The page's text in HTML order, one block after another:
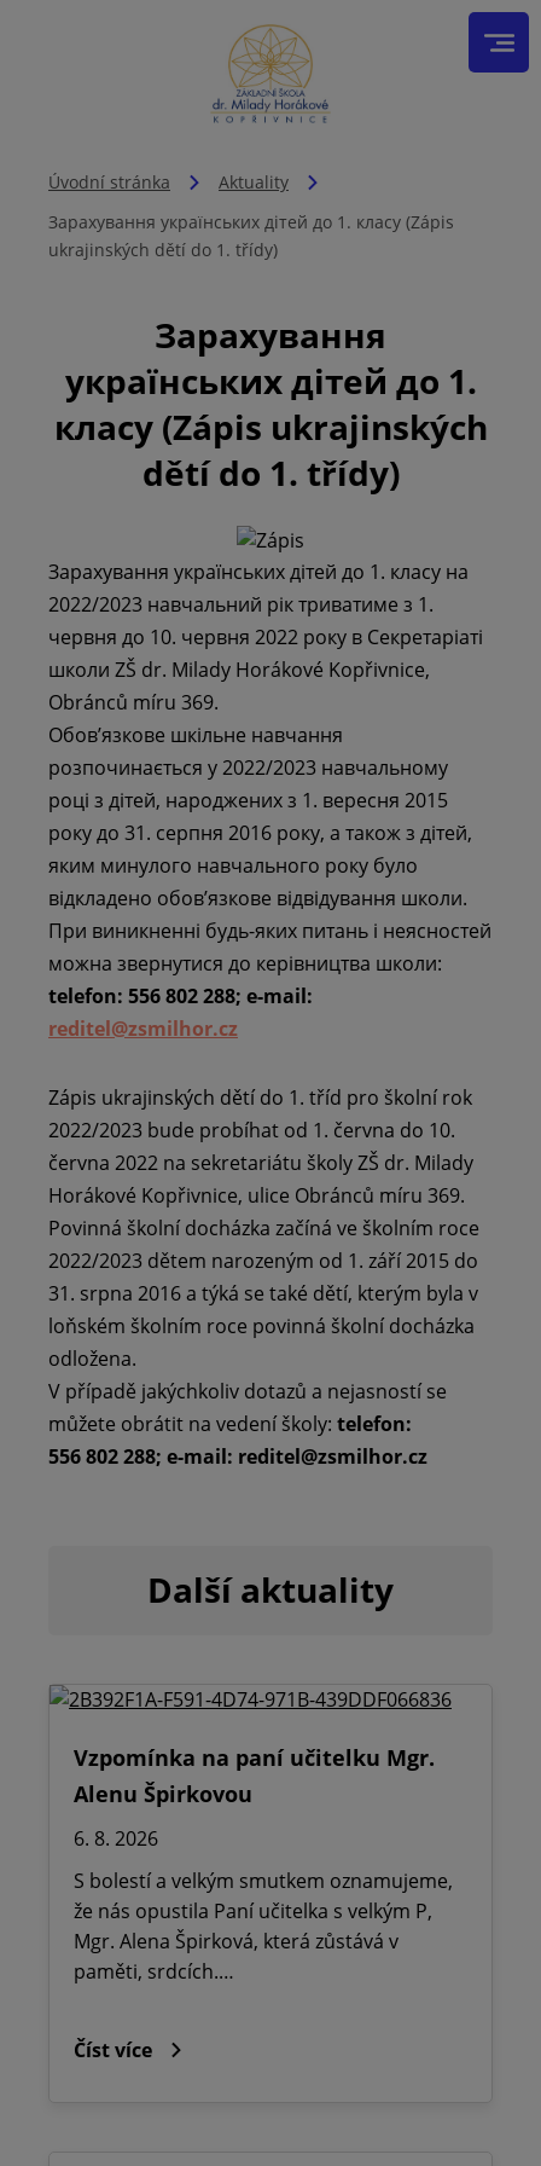
Úvodní stránka
Aktuality
Зарахування українських дітей до 1. класу (Zápis
ukrajinských dětí do 1. třídy)
Зарахування
українських дітей до 1.
класу (Zápis ukrajinských
dětí do 1. třídy)
Зарахування українських дітей до 1. класу на
2022/2023 навчальний рік триватиме з 1.
червня до 10. червня 2022 року в Секретаріаті
школи ZŠ dr. Milady Horákové Kopřivnice,
Obránců míru 369.
Обов’язкове шкільне навчання
розпочинається у 2022/2023 навчальному
році з дітей, народжених з 1. вересня 2015
року до 31. серпня 2016 року, а також з дітей,
яким минулого навчального року було
відкладено обов’язкове відвідування школи.
При виникненні будь-яких питань і неясностей
можна звернутися до керівництва школи:
telefon: 556 802 288; e-mail:
reditel@zsmilhor.cz
Zápis ukrajinských dětí do 1. tříd pro školní rok
2022/2023 bude probíhat od 1. června do 10.
června 2022 na sekretariátu školy ZŠ dr. Milady
Horákové Kopřivnice, ulice Obránců míru 369.
Povinná školní docházka začíná ve školním roce
2022/2023 dětem narozeným od 1. září 2015 do
31. srpna 2016 a týká se také dětí, kterým byla v
loňském školním roce povinná školní docházka
odložena.
V případě jakýchkoliv dotazů a nejasností se
můžete obrátit na vedení školy: telefon:
556 802 288; e-mail: reditel@zsmilhor.cz
Další aktuality
Vzpomínka na paní učitelku Mgr.
Alenu Špirkovou
6. 8. 2026
S bolestí a velkým smutkem oznamujeme,
že nás opustila Paní učitelka s velkým P,
Mgr. Alena Špirková, která zůstává v
paměti, srdcích.…
Číst více